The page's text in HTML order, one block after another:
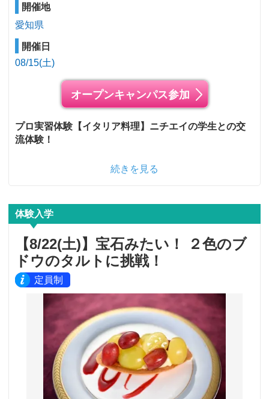
開催地
愛知県
開催日
08/15(土)
オープンキャンパス参加
プロ実習体験【イタリア料理】ニチエイの学生との交
流体験！
続きを見る
体験入学
【8/22(土)】宝石みたい！ ２色のブ
ドウのタルトに挑戦！
定員制